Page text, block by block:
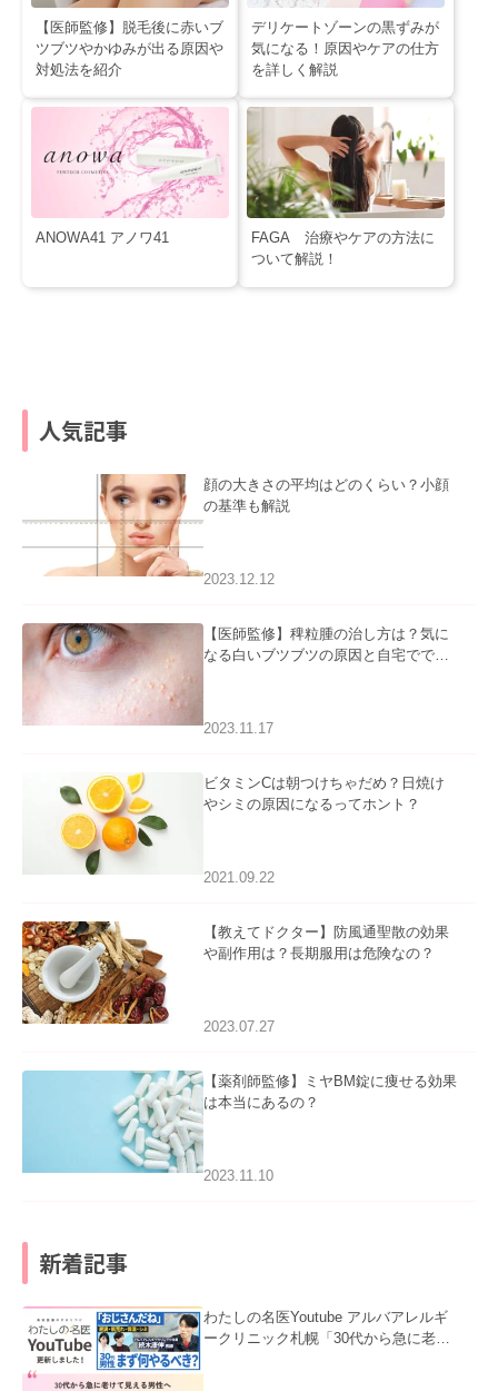
【医師監修】脱毛後に赤いブ
ツブツやかゆみが出る原因や
対処法を紹介
デリケートゾーンの黒ずみが
気になる！原因やケアの仕方
を詳しく解説
ANOWA41 アノワ41
FAGA 治療やケアの方法に
ついて解説！
人気記事
顔の大きさの平均はどのくらい？小顔
の基準も解説
2023.12.12
【医師監修】稗粒腫の治し方は？気に
なる白いブツブツの原因と自宅ででき
2023.11.17
ビタミンCは朝つけちゃだめ？日焼け
やシミの原因になるってホント？
2021.09.22
【教えてドクター】防風通聖散の効果
や副作用は？長期服用は危険なの？
2023.07.27
【薬剤師監修】ミヤBM錠に痩せる効果
は本当にあるの？
2023.11.10
新着記事
わたしの名医Youtube アルバアレルギ
ークリニック札幌「30代から急に老け